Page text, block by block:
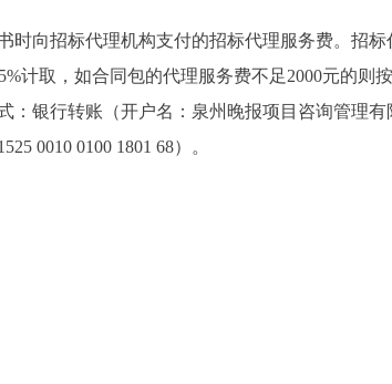
时向招标代理机构支付的招标代理服务费。招标
计取，如合同包的代理服务费不足2000元的则
：银行转账（开户名：泉州晚报项目咨询管理有
0010 0100 1801 68）。